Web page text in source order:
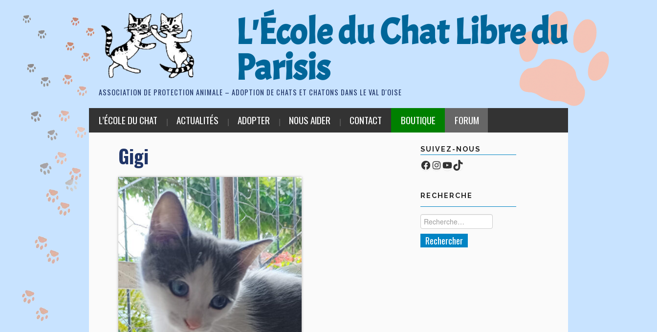
L'École du Chat Libre du
Parisis
ASSOCIATION DE PROTECTION ANIMALE – ADOPTION DE CHATS ET CHATONS DANS LE VAL D'OISE
L’ÉCOLE DU CHAT ACTUALITÉS ADOPTER NOUS AIDER CONTACT BOUTIQUE FORUM
Gigi SUIVEZ-NOUS
Facebook
Compte Instagram
YouTube
TikTok
RECHERCHE